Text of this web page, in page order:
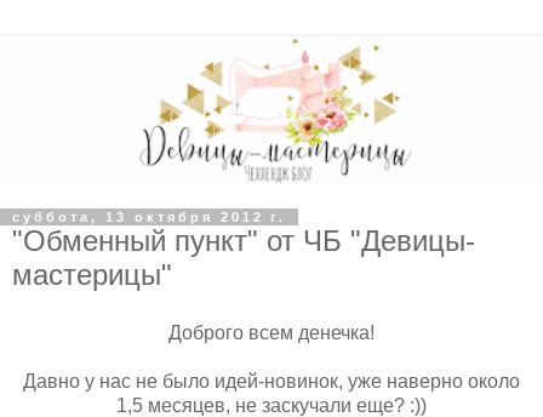
суббота, 13 октября 2012 г.
"Обменный пункт" от ЧБ "Девицы-
мастерицы"
Доброго всем денечка!
Давно у нас не было идей-новинок, уже наверно около
1,5 месяцев, не заскучали еще? :))